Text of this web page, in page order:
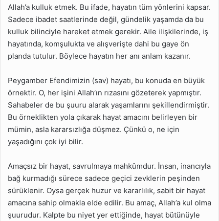
Allah’a kulluk etmek. Bu ifade, hayatın tüm yönlerini kapsar.
Sadece ibadet saatlerinde değil, gündelik yaşamda da bu
kulluk bilinciyle hareket etmek gerekir. Aile ilişkilerinde, iş
hayatında, komşulukta ve alışverişte dahi bu gaye ön
planda tutulur. Böylece hayatın her anı anlam kazanır.
Peygamber Efendimizin (sav) hayatı, bu konuda en büyük
örnektir. O, her işini Allah’ın rızasını gözeterek yapmıştır.
Sahabeler de bu şuuru alarak yaşamlarını şekillendirmiştir.
Bu örneklikten yola çıkarak hayat amacını belirleyen bir
mümin, asla kararsızlığa düşmez. Çünkü o, ne için
yaşadığını çok iyi bilir.
Amaçsız bir hayat, savrulmaya mahkûmdur. İnsan, inancıyla
bağ kurmadığı sürece sadece geçici zevklerin peşinden
sürüklenir. Oysa gerçek huzur ve kararlılık, sabit bir hayat
amacına sahip olmakla elde edilir. Bu amaç, Allah’a kul olma
şuurudur. Kalpte bu niyet yer ettiğinde, hayat bütünüyle